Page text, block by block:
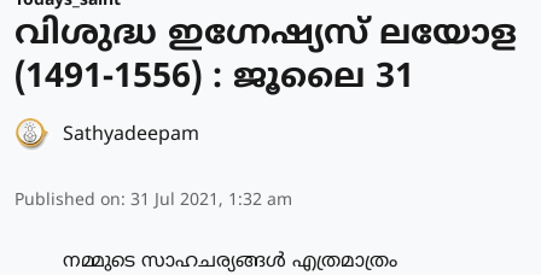
വിശുദ്ധ ഇഗ്നേഷ്യസ് ലയോള
(1491-1556) : ജൂലൈ 31
Sathyadeepam
Published on: 31 Jul 2021, 1:32 am
നമ്മുടെ സാഹചര്യങ്ങള്‍ എത്രമാത്രം